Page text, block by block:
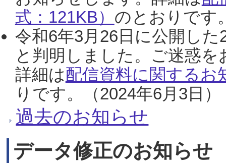
式：121KB） のとおりです
令和6年3月26日に公開し
と判明しました。ご迷惑
詳細は配信資料に関するお
りです。（2024年6月3日）
過去のお知らせ
データ修正のお知らせ